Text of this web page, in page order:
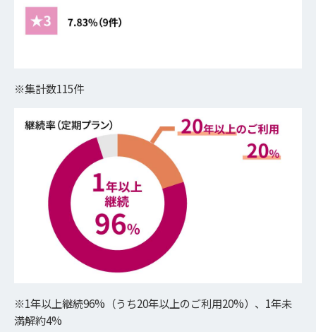
※集計数115件
※1年以上継続96%（うち20年以上のご利用20%）、1年未
満解約4%